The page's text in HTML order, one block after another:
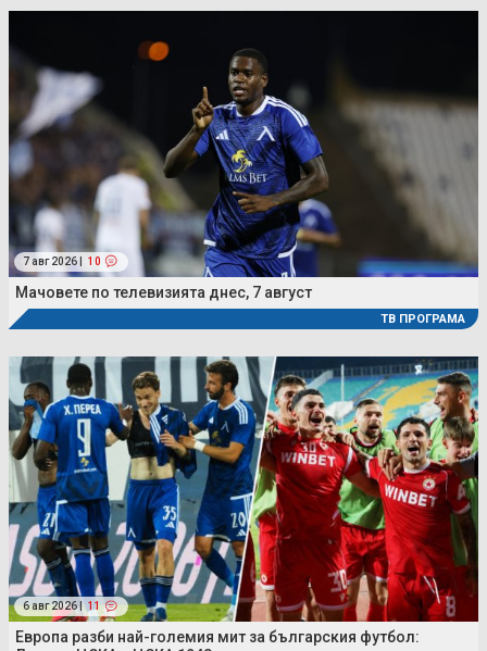
7 авг 2026 | 10
Мачовете по телевизията днес, 7 август
ТВ ПРОГРАМА
6 авг 2026 | 11
Европа разби най-големия мит за българския футбол: